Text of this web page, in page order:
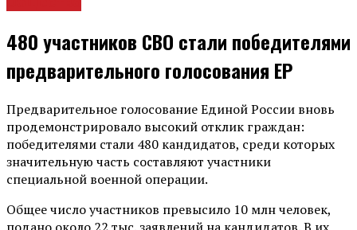
480 участников СВО стали победителями
предварительного голосования ЕР
Предварительное голосование Единой России вновь
продемонстрировало высокий отклик граждан:
победителями стали 480 кандидатов, среди которых
значительную часть составляют участники
специальной военной операции.
Общее число участников превысило 10 млн человек,